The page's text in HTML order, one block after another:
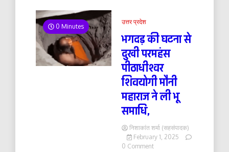
0 Minutes
उत्तर प्रदेश
भगदड़ की घटना से
दुखी परमहंस
पीठाधीश्वर
शिवयोगी मौनी
महाराज ने ली भू
समाधि,
निशाकांत शर्मा (सहसंपादक)
February 1, 2025
0 Commenton